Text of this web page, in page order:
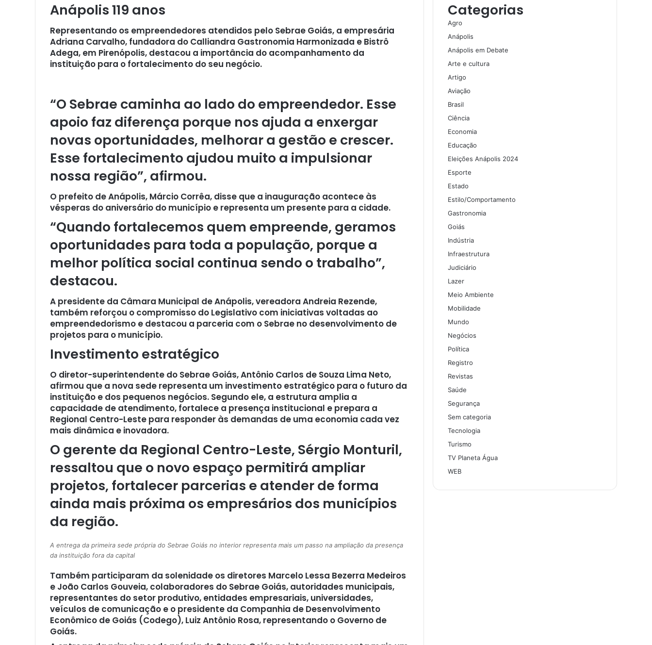
Anápolis 119 anos
Representando os empreendedores atendidos pelo Sebrae Goiás, a empresária
Adriana Carvalho, fundadora do Calliandra Gastronomia Harmonizada e Bistrô
Adega, em Pirenópolis, destacou a importância do acompanhamento da
instituição para o fortalecimento do seu negócio.
“O Sebrae caminha ao lado do empreendedor. Esse
apoio faz diferença porque nos ajuda a enxergar
novas oportunidades, melhorar a gestão e crescer.
Esse fortalecimento ajudou muito a impulsionar
nossa região”, afirmou.
O prefeito de Anápolis, Márcio Corrêa, disse que a inauguração acontece às
vésperas do aniversário do município e representa um presente para a cidade.
“Quando fortalecemos quem empreende, geramos
oportunidades para toda a população, porque a
melhor política social continua sendo o trabalho”,
destacou.
A presidente da Câmara Municipal de Anápolis, vereadora Andreia Rezende,
também reforçou o compromisso do Legislativo com iniciativas voltadas ao
empreendedorismo e destacou a parceria com o Sebrae no desenvolvimento de
projetos para o município.
Investimento estratégico
O diretor-superintendente do Sebrae Goiás, Antônio Carlos de Souza Lima Neto,
afirmou que a nova sede representa um investimento estratégico para o futuro da
instituição e dos pequenos negócios. Segundo ele, a estrutura amplia a
capacidade de atendimento, fortalece a presença institucional e prepara a
Regional Centro-Leste para responder às demandas de uma economia cada vez
mais dinâmica e inovadora.
O gerente da Regional Centro-Leste, Sérgio Monturil,
ressaltou que o novo espaço permitirá ampliar
projetos, fortalecer parcerias e atender de forma
ainda mais próxima os empresários dos municípios
da região.
A entrega da primeira sede própria do Sebrae Goiás no interior representa mais um passo na ampliação da presença
da instituição fora da capital
Também participaram da solenidade os diretores Marcelo Lessa Bezerra Medeiros
e João Carlos Gouveia, colaboradores do Sebrae Goiás, autoridades municipais,
representantes do setor produtivo, entidades empresariais, universidades,
veículos de comunicação e o presidente da Companhia de Desenvolvimento
Econômico de Goiás (Codego), Luiz Antônio Rosa, representando o Governo de
Goiás.
Categorias
Agro
Anápolis
Anápolis em Debate
Arte e cultura
Artigo
Aviação
Brasil
Ciência
Economia
Educação
Eleições Anápolis 2024
Esporte
Estado
Estilo/Comportamento
Gastronomia
Goiás
Indústria
Infraestrutura
Judiciário
Lazer
Meio Ambiente
Mobilidade
Mundo
Negócios
Política
Registro
Revistas
Saúde
Segurança
Sem categoria
Tecnologia
Turismo
TV Planeta Água
WEB